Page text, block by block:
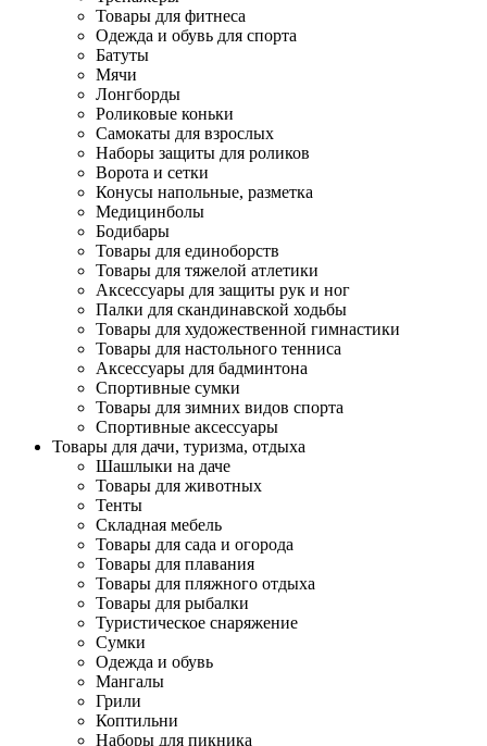
Товары для фитнеса
Одежда и обувь для спорта
Батуты
Мячи
Лонгборды
Роликовые коньки
Самокаты для взрослых
Наборы защиты для роликов
Ворота и сетки
Конусы напольные, разметка
Медицинболы
Бодибары
Товары для единоборств
Товары для тяжелой атлетики
Аксессуары для защиты рук и ног
Палки для скандинавской ходьбы
Товары для художественной гимнастики
Товары для настольного тенниса
Аксессуары для бадминтона
Спортивные сумки
Товары для зимних видов спорта
Спортивные аксессуары
Товары для дачи, туризма, отдыха
Шашлыки на даче
Товары для животных
Тенты
Складная мебель
Товары для сада и огорода
Товары для плавания
Товары для пляжного отдыха
Товары для рыбалки
Туристическое снаряжение
Сумки
Одежда и обувь
Мангалы
Грили
Коптильни
Наборы для пикника